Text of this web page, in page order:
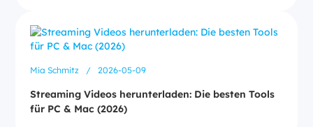
Mia Schmitz / 2026-05-09
Streaming Videos herunterladen: Die besten Tools
für PC & Mac (2026)